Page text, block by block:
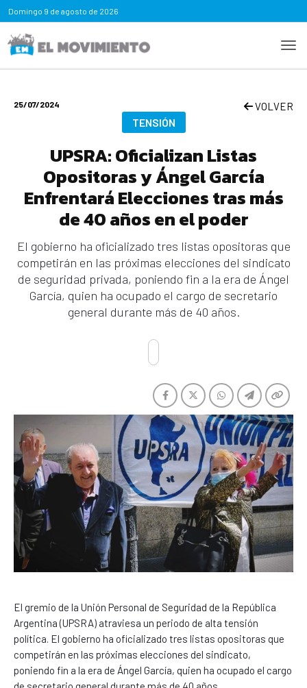
Domingo 9 de agosto de 2026
25/07/2024 VOLVER
TENSIÓN
UPSRA: Oficializan Listas
Opositoras y Ángel García
Enfrentará Elecciones tras más
de 40 años en el poder
El gobierno ha oficializado tres listas opositoras que
competirán en las próximas elecciones del sindicato
de seguridad privada, poniendo fin a la era de Ángel
García, quien ha ocupado el cargo de secretario
general durante más de 40 años.
El gremio de la Unión Personal de Seguridad de la República
Argentina (UPSRA) atraviesa un periodo de alta tensión
política. El gobierno ha oficializado tres listas opositoras que
competirán en las próximas elecciones del sindicato,
poniendo fin a la era de Ángel García, quien ha ocupado el cargo